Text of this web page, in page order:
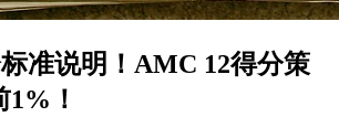
准说明！AMC 12得分策
！